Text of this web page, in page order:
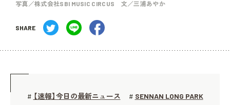
写真／株式会社SBI MUSIC CIRCUS 文／三浦あやか
SHARE
# 【速報】今日の最新ニュース # SENNAN LONG PARK